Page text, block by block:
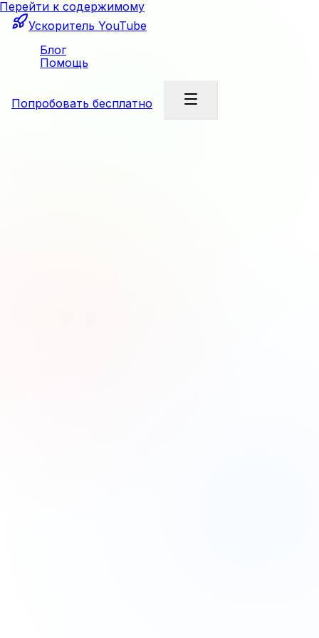
Перейти к содержимому
Ускоритель YouTube
Блог
Помощь
Попробовать бесплатно